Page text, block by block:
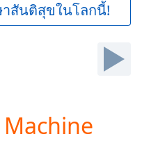
าสันติสุขในโลกนี้!